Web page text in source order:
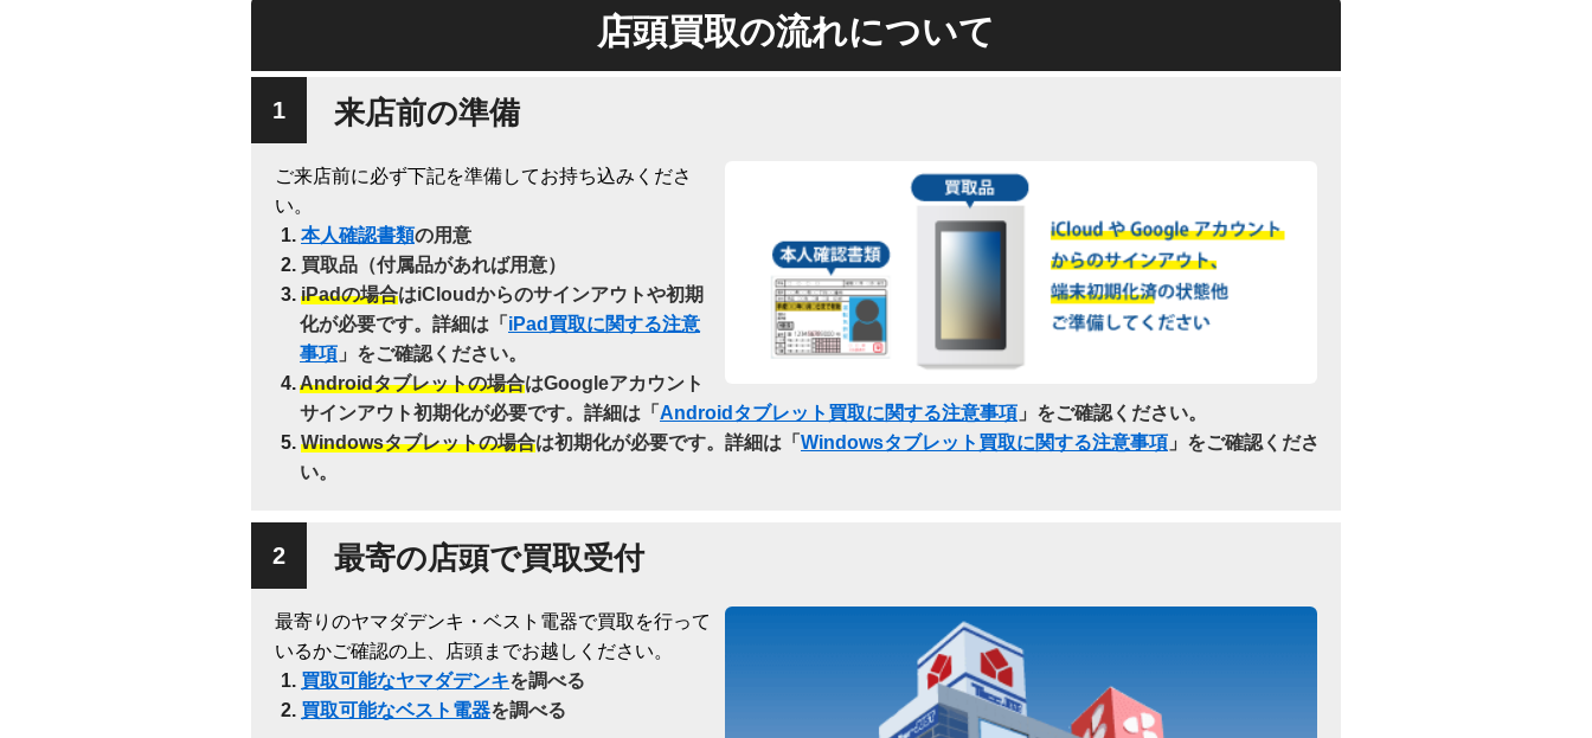
店頭買取の流れについて
来店前の準備
ご来店前に必ず下記を準備してお持ち込みくださ
い。
本人確認書類の用意
買取品（付属品があれば用意）
iPadの場合はiCloudからのサインアウトや初期
化が必要です。詳細は「 iPad買取に関する注意
事項 」をご確認ください。
Androidタブレットの場合はGoogleアカウント
サインアウト初期化が必要です。詳細は「 Androidタブレット買取に関する注意事項 」をご確認ください。
Windowsタブレットの場合は初期化が必要です。詳細は「 Windowsタブレット買取に関する注意事項 」をご確認くださ
い。
最寄の店頭で買取受付
最寄りのヤマダデンキ・ベスト電器で買取を行って
いるかご確認の上、店頭までお越しください。
買取可能なヤマダデンキを調べる
買取可能なベスト電器を調べる